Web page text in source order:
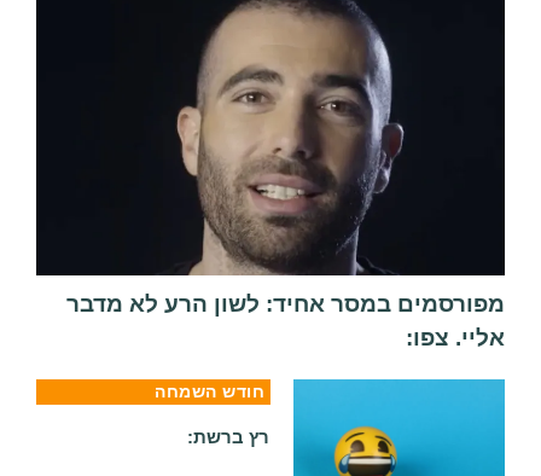
מפורסמים במסר אחיד: לשון הרע לא מדבר
אליי. צפו:
חודש השמחה
רץ ברשת: